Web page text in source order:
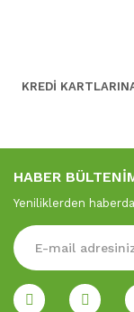
KREDİ
HABER
Yeniliklerden